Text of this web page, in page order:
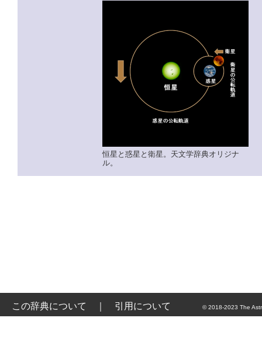
恒星と惑星と衛星。天文学辞典オリジナ
ル。
この辞典について 引用について © 2018-2023 The